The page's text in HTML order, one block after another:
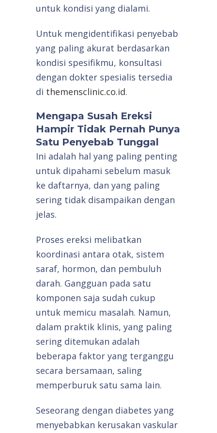
untuk kondisi yang dialami.
Untuk mengidentifikasi penyebab
yang paling akurat berdasarkan
kondisi spesifikmu, konsultasi
dengan dokter spesialis tersedia
di themensclinic.co.id.
Mengapa Susah Ereksi
Hampir Tidak Pernah Punya
Satu Penyebab Tunggal
Ini adalah hal yang paling penting
untuk dipahami sebelum masuk
ke daftarnya, dan yang paling
sering tidak disampaikan dengan
jelas.
Proses ereksi melibatkan
koordinasi antara otak, sistem
saraf, hormon, dan pembuluh
darah. Gangguan pada satu
komponen saja sudah cukup
untuk memicu masalah. Namun,
dalam praktik klinis, yang paling
sering ditemukan adalah
beberapa faktor yang terganggu
secara bersamaan, saling
memperburuk satu sama lain.
Seseorang dengan diabetes yang
menyebabkan kerusakan vaskular